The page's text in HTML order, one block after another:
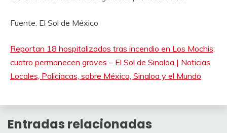
Fuente: El Sol de México
Reportan 18 hospitalizados tras incendio en Los Mochis;
cuatro permanecen graves – El Sol de Sinaloa | Noticias
Locales, Policiacas, sobre México, Sinaloa y el Mundo
Entradas relacionadas